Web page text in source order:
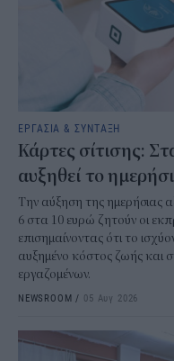
ΕΡΓΑΣΙΑ & ΣΥΝΤΑΞΗ
Κάρτες σίτισης:
αυξηθεί το
Την αύξηση της ημερήσιας
6 στα 10 ευρώ ζητούν οι
επισημαίνοντας ότι το
αυξημένο κόστος ζωής και
εργαζομένων.
NEWSROOM / 05 Αυγ 2026